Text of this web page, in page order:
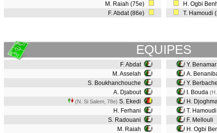
M. Raiah (75e)
F. Abdat (86e)
H. Ogbi
T. Hamoudi
EQUIPES
F. Abdat
M. Asselah
S. Boukhanchouche
A. Djabout
(N. Si Salem, 78e) S. Ekedi
H. Ferhani
S. Radouani
M. Raiah
Y.
A.
Y.
I. Bouda
H.
T. Hamoudi
F. Mellouli
H. Ogbi